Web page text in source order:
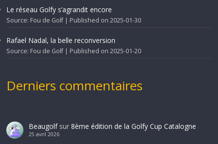
Le réseau Golfy s’agrandit encore
Source: Fou de Golf Published on 2025-01-30
Rafael Nadal, la belle reconversion
Source: Fou de Golf Published on 2025-01-20
Derniers commentaires
Beaugolfsur 8ème édition de la Golfy Cup Catalogne
25 avril 2026